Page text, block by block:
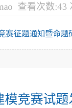
查看次数:43
赛征题通知暨命题
模竞赛试